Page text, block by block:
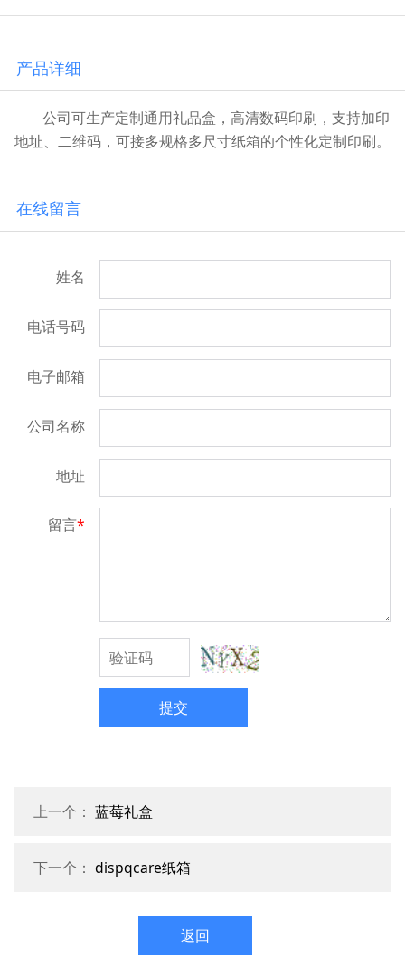
产品详细
公司可生产定制通用礼品盒，高清数码印刷，支持加印
地址、二维码，可接多规格多尺寸纸箱的个性化定制印刷。
在线留言
姓名
电话号码
电子邮箱
公司名称
地址
留言*
提交
上一个： 蓝莓礼盒
下一个： dispqcare纸箱
返回